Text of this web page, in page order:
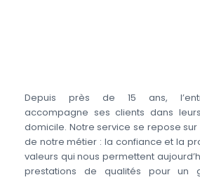
Depuis près de 15 ans,
accompagne ses clients dans
domicile. Notre service se repose
de notre métier : la confiance et la
valeurs qui nous permettent
prestations de qualités pour un